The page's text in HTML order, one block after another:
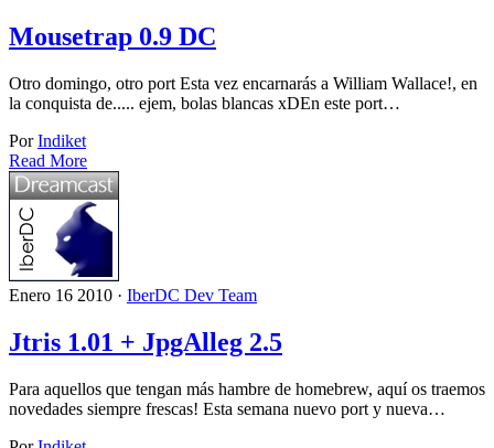
Mousetrap 0.9 DC
Otro domingo, otro port Esta vez encarnarás a William Wallace!, en
la conquista de..... ejem, bolas blancas xDEn este port…
PorIndiket
Read More
Enero 16 2010 · IberDC Dev Team
Jtris 1.01 + JpgAlleg 2.5
Para aquellos que tengan más hambre de homebrew, aquí os traemos
novedades siempre frescas! Esta semana nuevo port y nueva…